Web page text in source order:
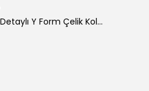
Altın Renkli Taş Detaylı Y Form Çelik Kolye